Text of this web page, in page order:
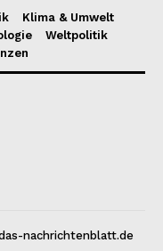
Klima & Umwelt
Weltpolitik
nachrichtenblatt.de